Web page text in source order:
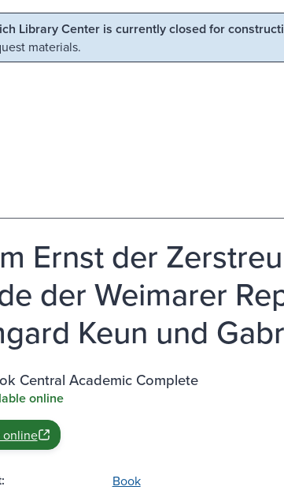
Library Center is currently closed for
materials.
Ernst der
der Weimarer
Keun und
Central Academic Complete
online
Book